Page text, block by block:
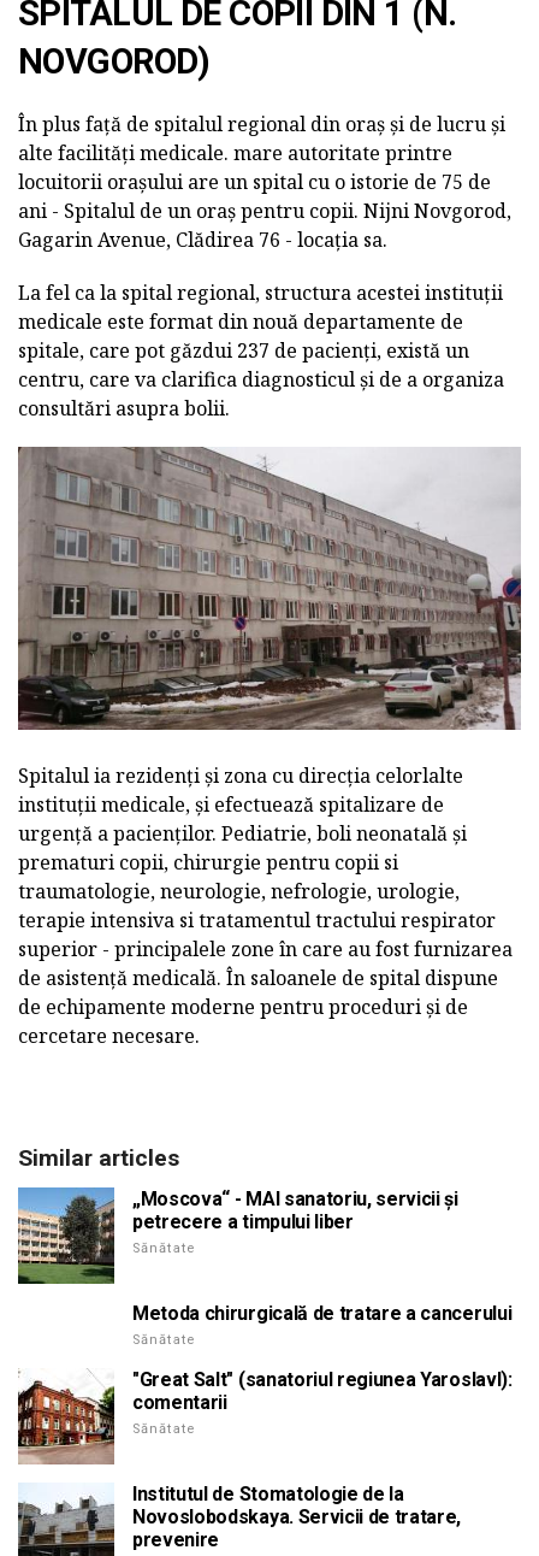
SPITALUL DE COPII DIN 1 (N.
NOVGOROD)
În plus față de spitalul regional din oraș și de lucru și
alte facilități medicale. mare autoritate printre
locuitorii orașului are un spital cu o istorie de 75 de
ani - Spitalul de un oraș pentru copii. Nijni Novgorod,
Gagarin Avenue, Clădirea 76 - locația sa.
La fel ca la spital regional, structura acestei instituții
medicale este format din nouă departamente de
spitale, care pot găzdui 237 de pacienți, există un
centru, care va clarifica diagnosticul și de a organiza
consultări asupra bolii.
Spitalul ia rezidenți și zona cu direcția celorlalte
instituții medicale, și efectuează spitalizare de
urgență a pacienților. Pediatrie, boli neonatală și
prematuri copii, chirurgie pentru copii si
traumatologie, neurologie, nefrologie, urologie,
terapie intensiva si tratamentul tractului respirator
superior - principalele zone în care au fost furnizarea
de asistență medicală. În saloanele de spital dispune
de echipamente moderne pentru proceduri și de
cercetare necesare.
Similar articles
„Moscova“ - MAI sanatoriu, servicii și
petrecere a timpului liber
Sănătate
Metoda chirurgicală de tratare a cancerului
Sănătate
"Great Salt" (sanatoriul regiunea Yaroslavl):
comentarii
Sănătate
Institutul de Stomatologie de la
Novoslobodskaya. Servicii de tratare,
prevenire